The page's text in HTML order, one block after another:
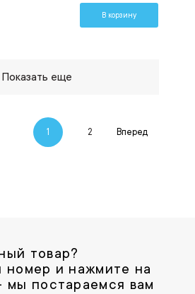
В корзину
Показать еще
1 2 Вперед
товар?
номер и нажмите на
мы постараемся вам